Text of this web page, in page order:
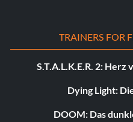
TRAINERS FOR
S.T.A.L.K.E.R. 2:
Dying Light:
DOOM: Das